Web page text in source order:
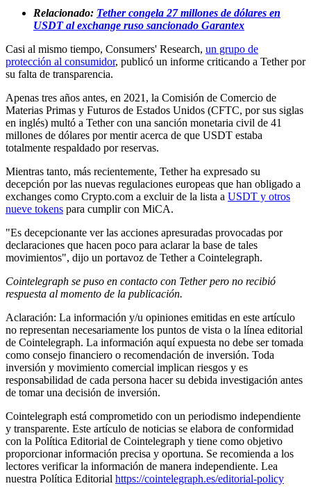
Relacionado: Tether congela 27 millones de dólares en
USDT al exchange ruso sancionado Garantex
Casi al mismo tiempo, Consumers' Research, un grupo de
protección al consumidor, publicó un informe criticando a Tether por
su falta de transparencia.
Apenas tres años antes, en 2021, la Comisión de Comercio de
Materias Primas y Futuros de Estados Unidos (CFTC, por sus siglas
en inglés) multó a Tether con una sanción monetaria civil de 41
millones de dólares por mentir acerca de que USDT estaba
totalmente respaldado por reservas.
Mientras tanto, más recientemente, Tether ha expresado su
decepción por las nuevas regulaciones europeas que han obligado a
exchanges como Crypto.com a excluir de la lista a USDT y otros
nueve tokens para cumplir con MiCA.
"Es decepcionante ver las acciones apresuradas provocadas por
declaraciones que hacen poco para aclarar la base de tales
movimientos", dijo un portavoz de Tether a Cointelegraph.
Cointelegraph se puso en contacto con Tether pero no recibió
respuesta al momento de la publicación.
Aclaración: La información y/u opiniones emitidas en este artículo
no representan necesariamente los puntos de vista o la línea editorial
de Cointelegraph. La información aquí expuesta no debe ser tomada
como consejo financiero o recomendación de inversión. Toda
inversión y movimiento comercial implican riesgos y es
responsabilidad de cada persona hacer su debida investigación antes
de tomar una decisión de inversión.
Cointelegraph está comprometido con un periodismo independiente
y transparente. Este artículo de noticias se elabora de conformidad
con la Política Editorial de Cointelegraph y tiene como objetivo
proporcionar información precisa y oportuna. Se recomienda a los
lectores verificar la información de manera independiente. Lea
nuestra Política Editorial https://cointelegraph.es/editorial-policy